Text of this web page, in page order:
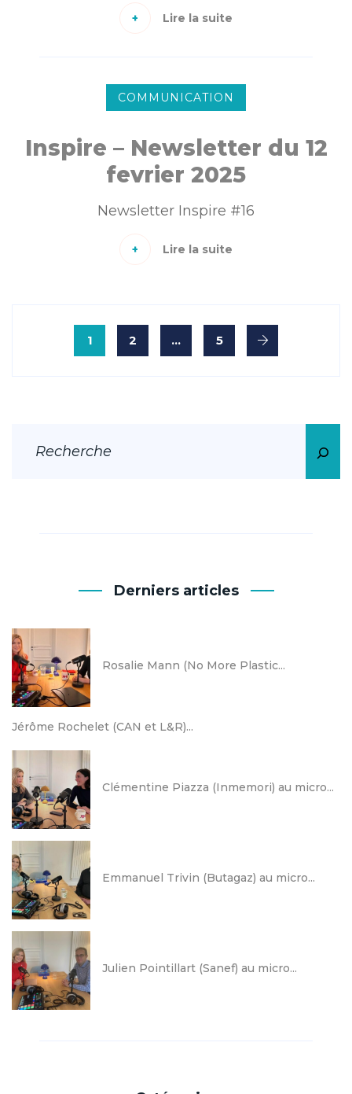
Lire la suite
COMMUNICATION
Inspire – Newsletter du 12
fevrier 2025
Newsletter Inspire #16
Lire la suite
1 2 … 5
Derniers articles
Rosalie Mann (No More Plastic...
Jérôme Rochelet (CAN et L&R)...
Clémentine Piazza (Inmemori) au micro...
Emmanuel Trivin (Butagaz) au micro...
Julien Pointillart (Sanef) au micro...